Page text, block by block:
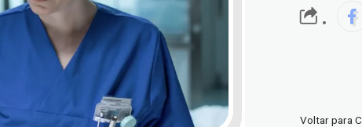
.
Voltar para